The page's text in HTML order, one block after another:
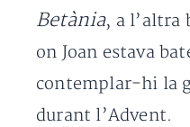
Betània, a l’altra
on Joan estava
contemplar-hi la
durant l’Advent.